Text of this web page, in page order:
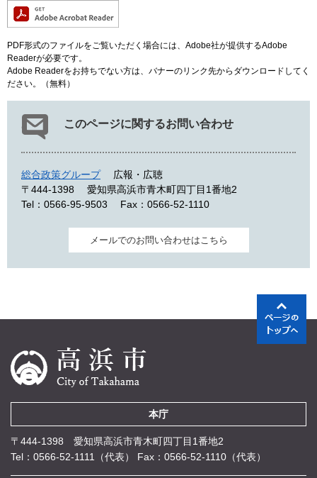
PDF形式のファイルをご覧いただく場合には、Adobe社が提供するAdobe
Readerが必要です。
Adobe Readerをお持ちでない方は、バナーのリンク先からダウンロードしてく
ださい。（無料）
このページに関するお問い合わせ
総合政策グループ
広報・広聴
〒444-1398
愛知県高浜市青木町四丁目1番地2
Tel：0566-95-9503
Fax：0566-52-1110
メールでのお問い合わせはこちら
本庁
〒444-1398 愛知県高浜市青木町四丁目1番地2
Tel：0566-52-1111（代表）
Fax：0566-52-1110（代表）